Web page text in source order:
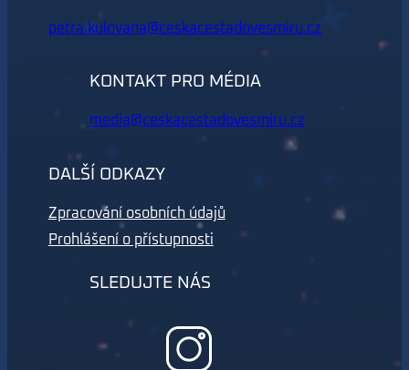
petra.kulovana@ceskacestadovesmiru.cz
KONTAKT PRO MÉDIA
media@ceskacestadovesmiru.cz
DALŠÍ ODKAZY
Zpracování osobních údajů
Prohlášení o přístupnosti
SLEDUJTE NÁS